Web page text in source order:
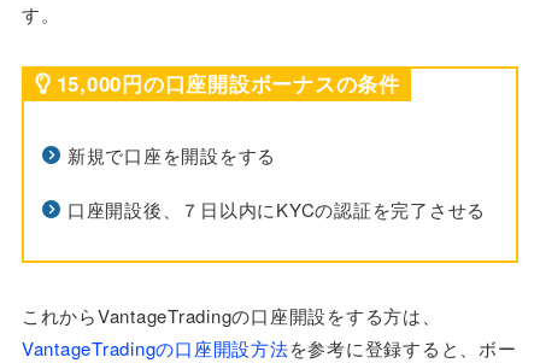
す。
15,000円の口座開設ボーナスの条件
新規で口座を開設をする
口座開設後、７日以内にKYCの認証を完了させる
これからVantageTradingの口座開設をする方は、
VantageTradingの口座開設方法を参考に登録すると、ボー